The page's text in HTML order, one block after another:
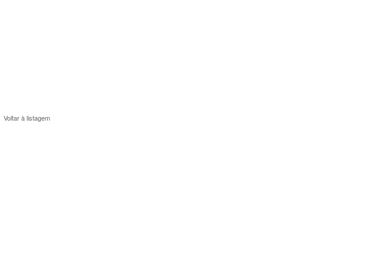
Voltar à listagem